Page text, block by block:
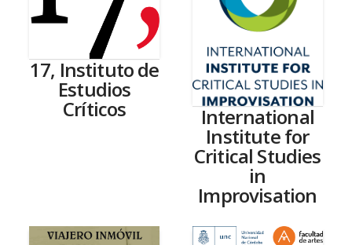
17, Instituto de
Estudios
Críticos International
Institute for
Critical Studies
in
Improvisation